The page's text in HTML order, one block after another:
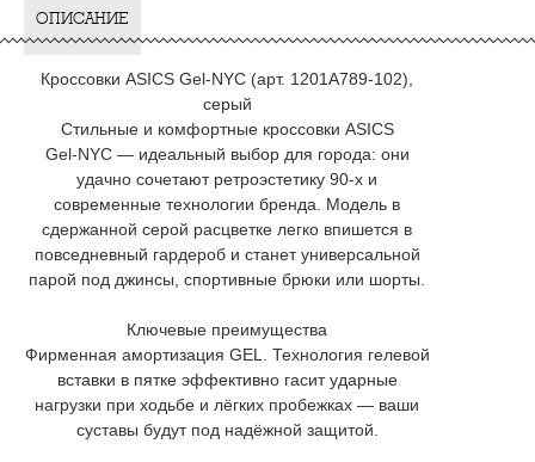
ОПИСАНИЕ
Кроссовки ASICS Gel‑NYC (арт. 1201A789‑102),
серый
Стильные и комфортные кроссовки ASICS
Gel‑NYC — идеальный выбор для города: они
удачно сочетают ретроэстетику 90‑х и
современные технологии бренда. Модель в
сдержанной серой расцветке легко впишется в
повседневный гардероб и станет универсальной
парой под джинсы, спортивные брюки или шорты.
Ключевые преимущества
Фирменная амортизация GEL. Технология гелевой
вставки в пятке эффективно гасит ударные
нагрузки при ходьбе и лёгких пробежках — ваши
суставы будут под надёжной защитой.